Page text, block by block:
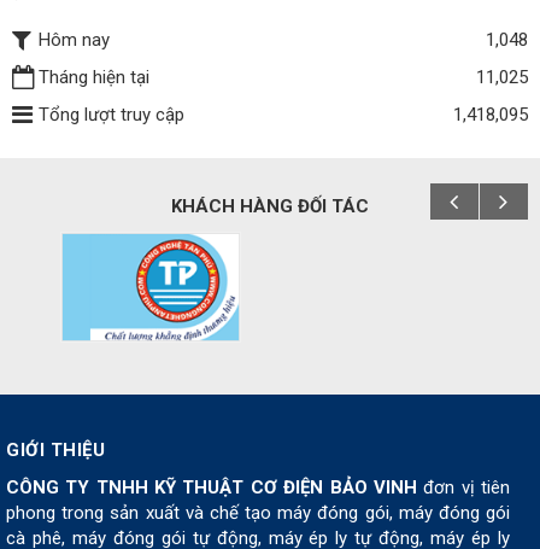
Hôm nay
1,048
Tháng hiện tại
11,025
Tổng lượt truy cập
1,418,095
KHÁCH HÀNG ĐỐI TÁC
GIỚI THIỆU
CÔNG TY TNHH KỸ THUẬT CƠ ĐIỆN BẢO VINH đơn vị tiên
phong trong sản xuất và chế tạo máy đóng gói, máy đóng gói
cà phê, máy đóng gói tự động, máy ép ly tự động, máy ép ly